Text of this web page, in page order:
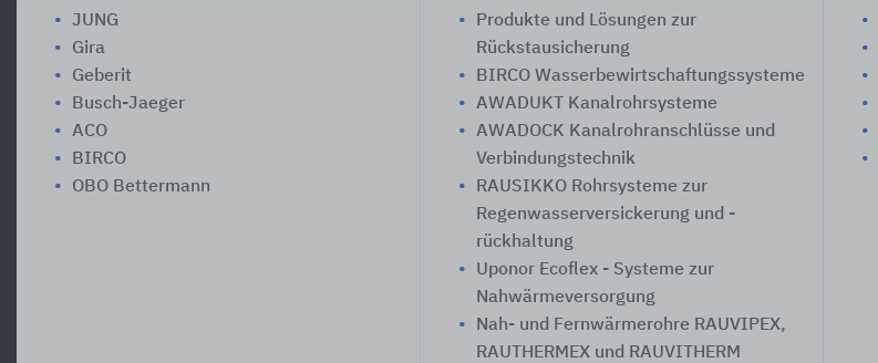
JUNG
Gira
Geberit
Busch-Jaeger
ACO
BIRCO
OBO Bettermann
Produkte und Lösungen zur
Rückstausicherung
BIRCO Wasserbewirtschaftungssysteme
AWADUKT Kanalrohrsysteme
AWADOCK Kanalrohranschlüsse und
Verbindungstechnik
RAUSIKKO Rohrsysteme zur
Regenwasserversickerung und -
rückhaltung
Uponor Ecoflex - Systeme zur
Nahwärmeversorgung
Nah- und Fernwärmerohre RAUVIPEX,
RAUTHERMEX und RAUVITHERM